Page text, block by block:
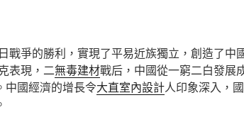
戰爭的勝利，實現了平易近族獨立，創造了中
表現，二無毒建材戰后，中國從一窮二白發展
中國經濟的增長令大直室內設計人印象深入，